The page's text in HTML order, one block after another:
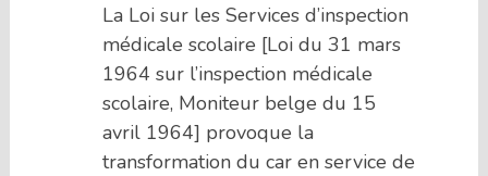
La Loi sur les Services d’inspection
médicale scolaire [Loi du 31 mars
1964 sur l’inspection médicale
scolaire, Moniteur belge du 15
avril 1964] provoque la
transformation du car en service de